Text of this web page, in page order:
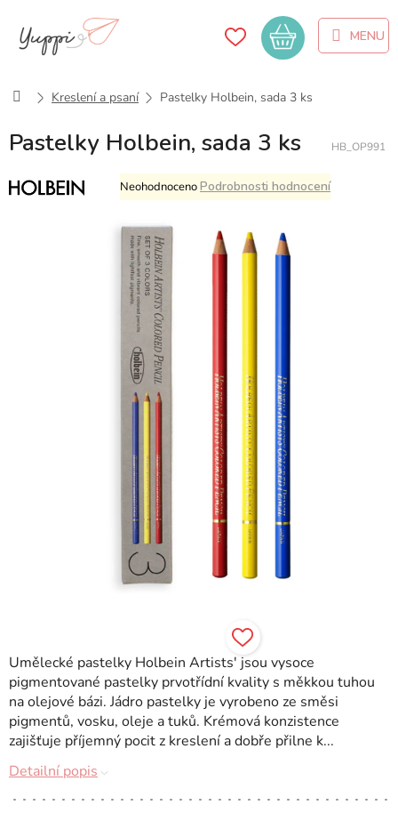
obsah
Nákupní
košík
DomůKreslení a psaní Pastelky Holbein, sada 3 ks
Pastelky Holbein, sada 3 ks HB_OP991
Průměrné
hodnocení
je
0,0
hvězdiček.
NeohodnocenoPodrobnosti hodnocení
Umělecké pastelky Holbein Artists' jsou vysoce
pigmentované pastelky prvotřídní kvality s měkkou tuhou
na olejové bázi. Jádro pastelky je vyrobeno ze směsi
pigmentů, vosku, oleje a tuků. Krémová konzistence
zajišťuje příjemný pocit z kreslení a dobře přilne k...
Detailní popis